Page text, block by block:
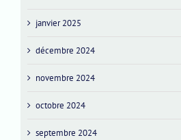
janvier 2025
décembre 2024
novembre 2024
octobre 2024
septembre 2024